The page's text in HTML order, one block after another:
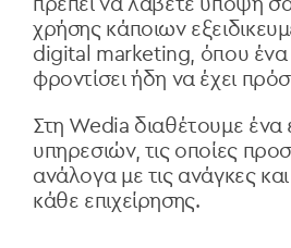
πρέπει να λάβετε υπόψη
χρήσης κάποιων
digital marketing, όπου ένα
φροντίσει ήδη να έχει
Στη Wedia διαθέτουμε
υπηρεσιών, τις οποίες
ανάλογα με τις ανάγκες
κάθε επιχείρησης.